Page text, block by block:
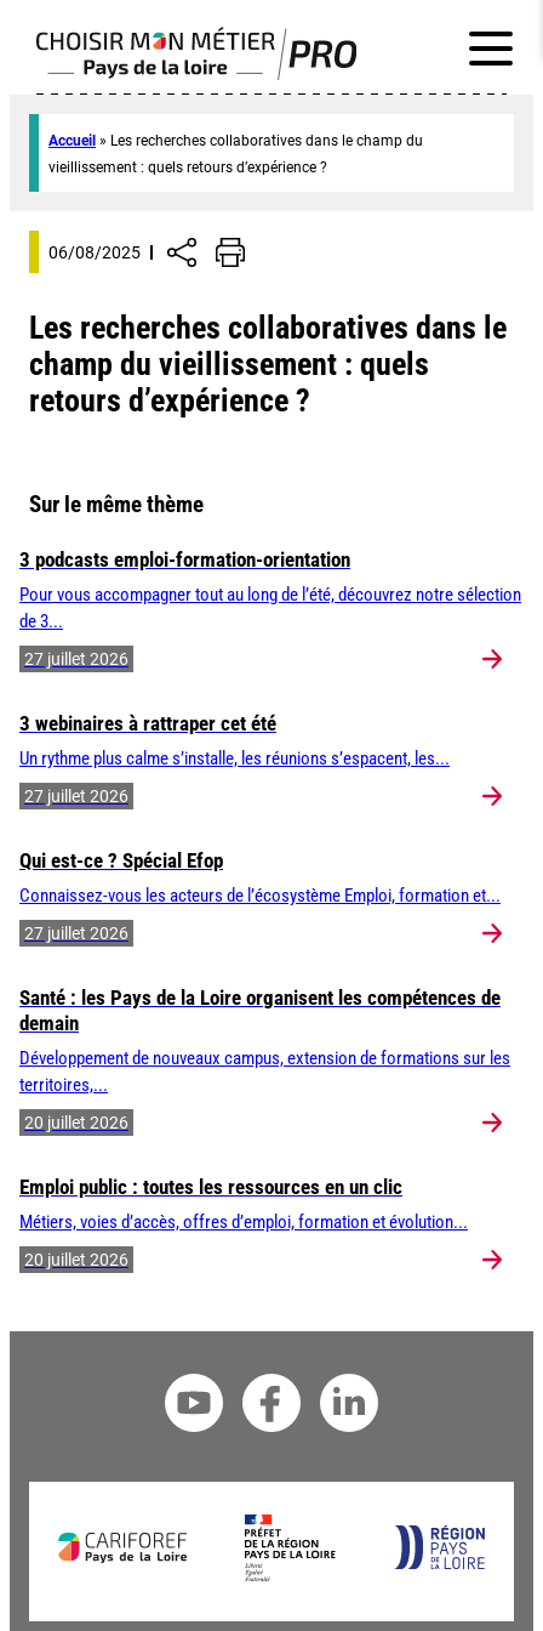
Accueil » Les recherches collaboratives dans le champ du
vieillissement : quels retours d’expérience ?
06/08/2025
Les recherches collaboratives dans le
champ du vieillissement : quels
retours d’expérience ?
Sur le même thème
3 podcasts emploi-formation-orientation
Pour vous accompagner tout au long de l’été, découvrez notre sélection
de 3...
27 juillet 2026
3 webinaires à rattraper cet été
Un rythme plus calme s’installe, les réunions s’espacent, les...
27 juillet 2026
Qui est-ce ? Spécial Efop
Connaissez-vous les acteurs de l’écosystème Emploi, formation et...
27 juillet 2026
Santé : les Pays de la Loire organisent les compétences de
demain
Développement de nouveaux campus, extension de formations sur les
territoires,...
20 juillet 2026
Emploi public : toutes les ressources en un clic
Métiers, voies d’accès, offres d’emploi, formation et évolution...
20 juillet 2026